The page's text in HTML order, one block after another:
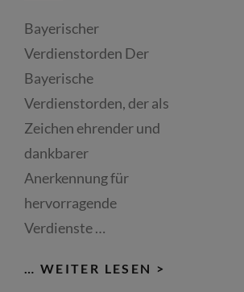
Bayerischer
Verdienstorden Der
Bayerische
Verdienstorden, der als
Zeichen ehrender und
dankbarer
Anerkennung für
hervorragende
Verdienste …
… WEITER LESEN >